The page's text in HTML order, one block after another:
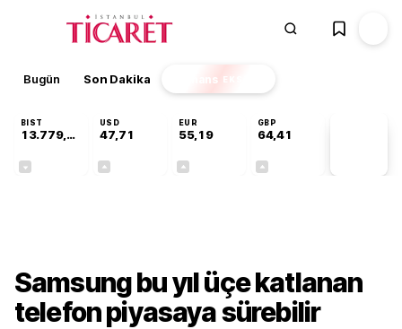
Bugün Son Dakika Finans EKSTRA
BIST
13.779,39
USD
47,71
EUR
55,19
GBP
64,41
Samsung bu yıl üçe katlanan
telefon piyasaya sürebilir